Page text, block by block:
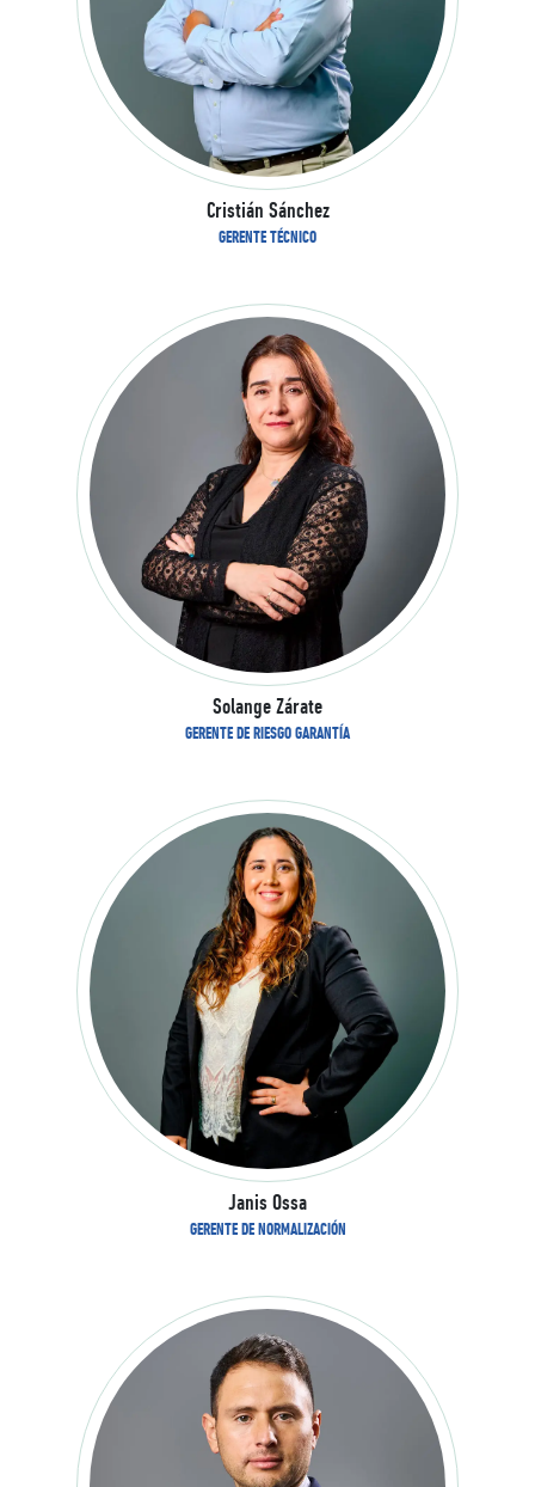
Cristián Sánchez
GERENTE TÉCNICO
Solange Zárate
GERENTE DE RIESGO GARANTÍA
Janis Ossa
GERENTE DE NORMALIZACIÓN